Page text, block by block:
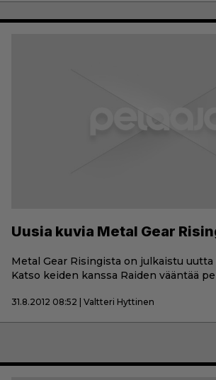
Uusia kuvia Metal Gear
Metal Gear Risingista on julkaistu uutta
Katso keiden kanssa Raiden vääntää
31.8.2012 08:52 | Valtteri Hyttinen